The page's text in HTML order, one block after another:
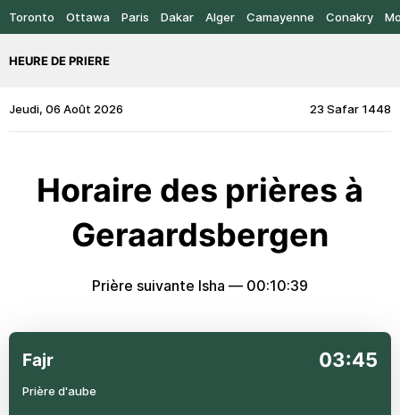
Toronto Ottawa Paris Dakar Alger Camayenne Conakry
HEURE DE PRIERE
Jeudi, 06 Août 2026 23 Safar 1448
Horaire des prières à
Geraardsbergen
Prière suivante Isha — 00:10:39
Fajr 03:45
Prière d'aube